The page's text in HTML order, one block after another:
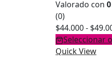
Valorado con 0
(0)
$44.000- $
Seleccionar
Quick View